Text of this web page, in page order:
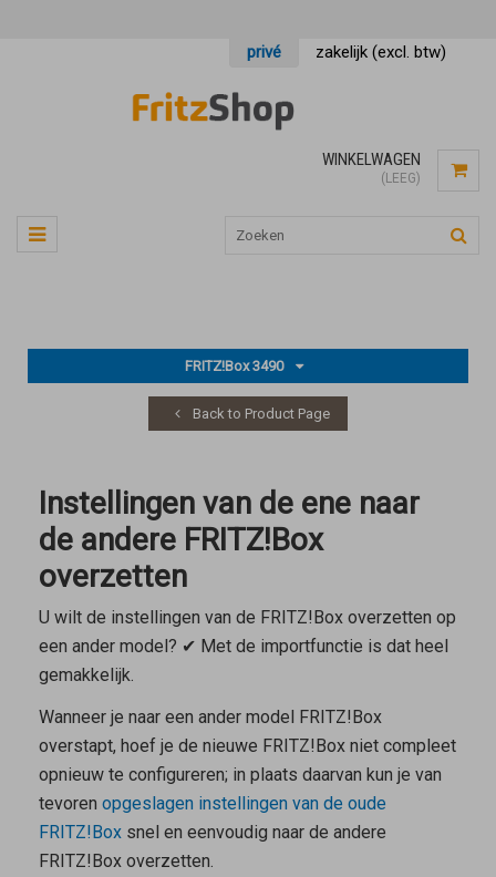
privé zakelijk (excl. btw)
WINKELWAGEN
(LEEG)
FRITZ!Box 3490
Back to Product Page
Instellingen van de ene naar
de andere FRITZ!Box
overzetten
U wilt de instellingen van de FRITZ!Box overzetten op
een ander model? ✔ Met de importfunctie is dat heel
gemakkelijk.
Wanneer je naar een ander model FRITZ!Box
overstapt, hoef je de nieuwe FRITZ!Box niet compleet
opnieuw te configureren; in plaats daarvan kun je van
tevoren opgeslagen instellingen van de oude
FRITZ!Boxsnel en eenvoudig naar de andere
FRITZ!Box overzetten.